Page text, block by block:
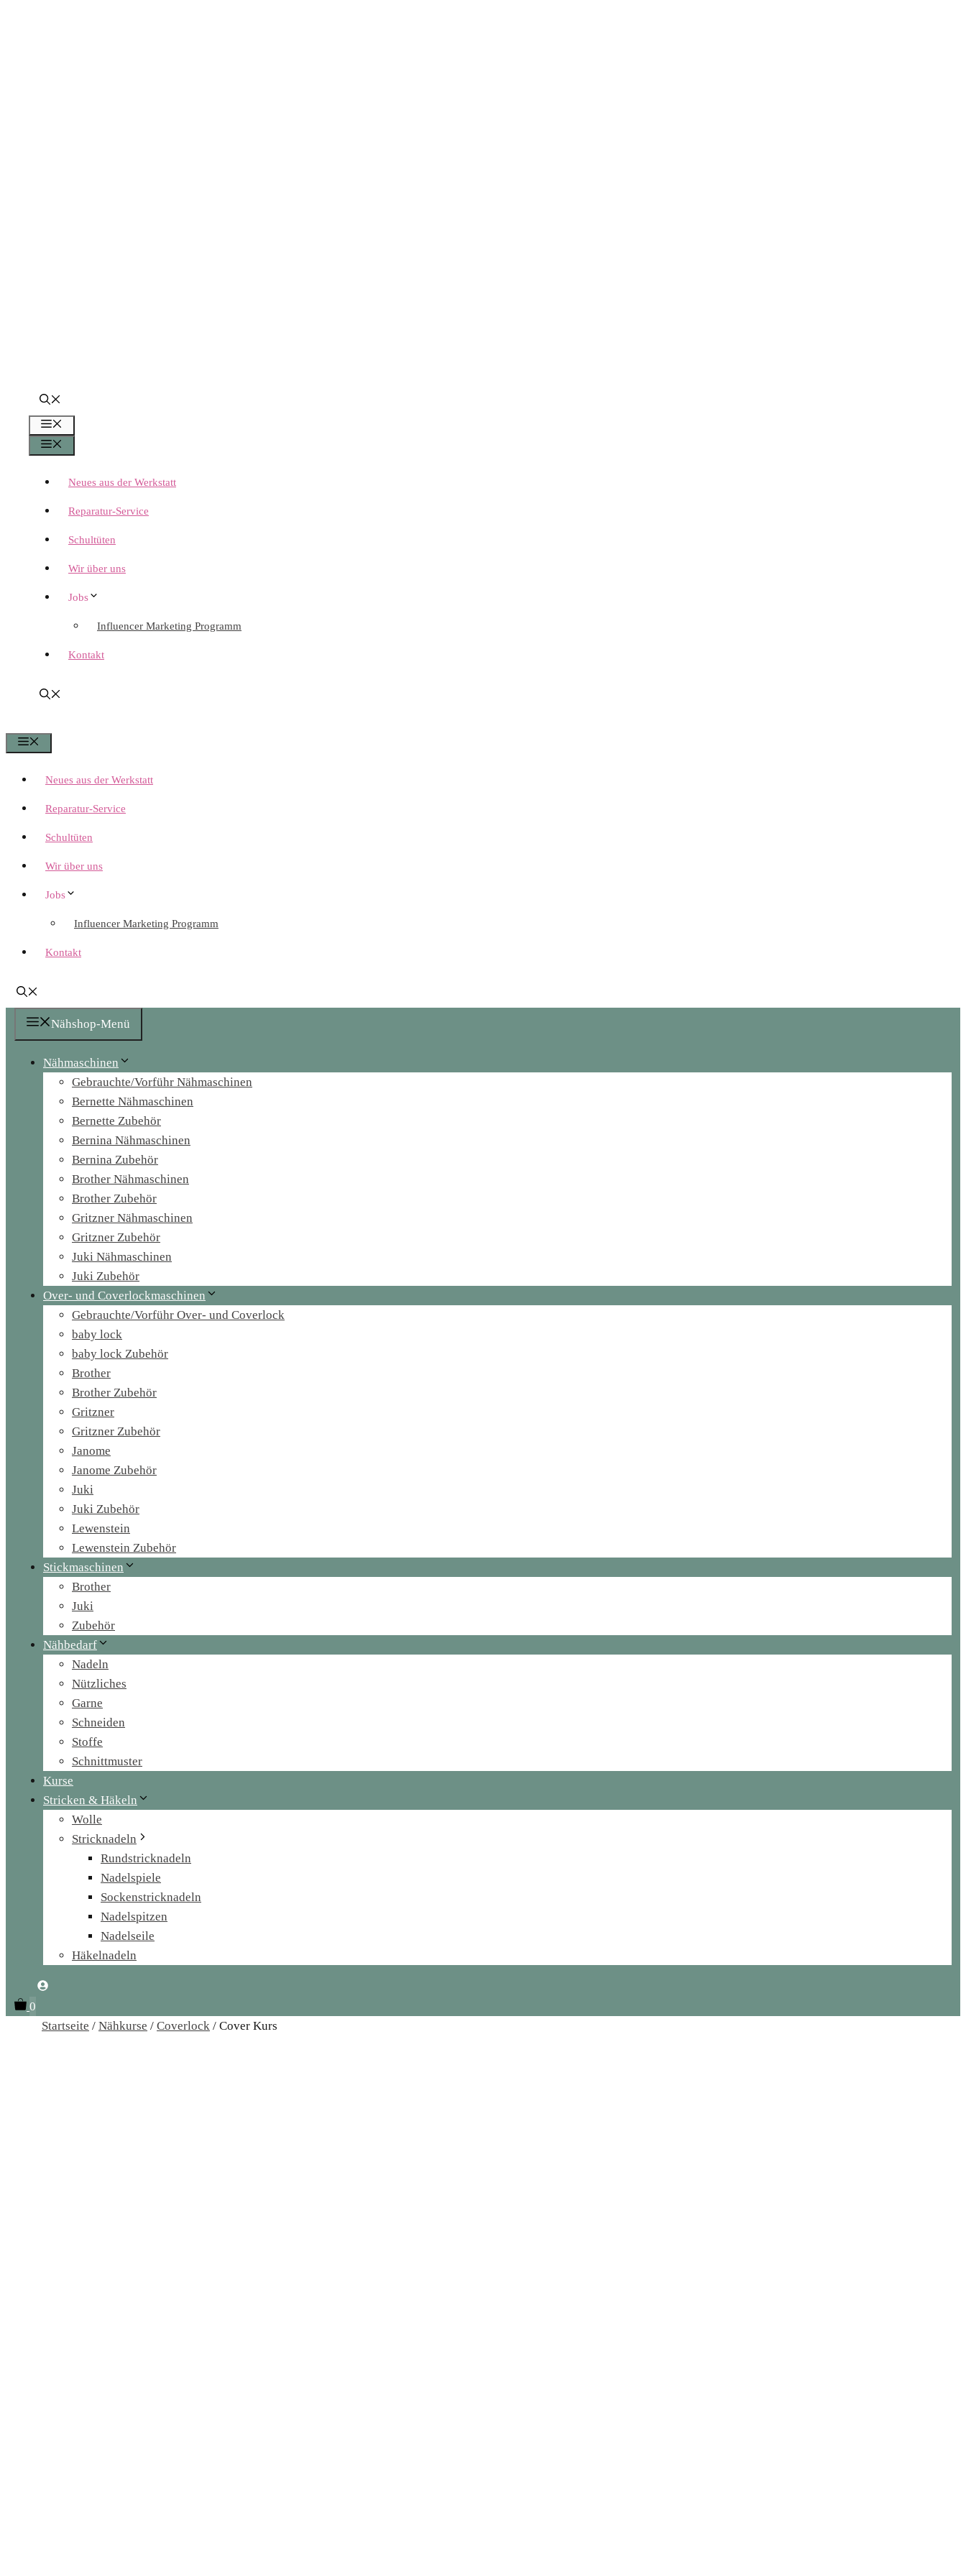
Neues aus der Werkstatt
Reparatur-Service
Schultüten
Wir über uns
Jobs
Influencer Marketing Programm
Kontakt
Neues aus der Werkstatt
Reparatur-Service
Schultüten
Wir über uns
Jobs
Influencer Marketing Programm
Kontakt
Nähshop-Menü
Nähmaschinen
Gebrauchte/Vorführ Nähmaschinen
Bernette Nähmaschinen
Bernette Zubehör
Bernina Nähmaschinen
Bernina Zubehör
Brother Nähmaschinen
Brother Zubehör
Gritzner Nähmaschinen
Gritzner Zubehör
Juki Nähmaschinen
Juki Zubehör
Over- und Coverlockmaschinen
Gebrauchte/Vorführ Over- und Coverlock
baby lock
baby lock Zubehör
Brother
Brother Zubehör
Gritzner
Gritzner Zubehör
Janome
Janome Zubehör
Juki
Juki Zubehör
Lewenstein
Lewenstein Zubehör
Stickmaschinen
Brother
Juki
Zubehör
Nähbedarf
Nadeln
Nützliches
Garne
Schneiden
Stoffe
Schnittmuster
Kurse
Stricken & Häkeln
Wolle
Stricknadeln
Rundstricknadeln
Nadelspiele
Sockenstricknadeln
Nadelspitzen
Nadelseile
Häkelnadeln
0
Startseite / Nähkurse / Coverlock / Cover Kurs